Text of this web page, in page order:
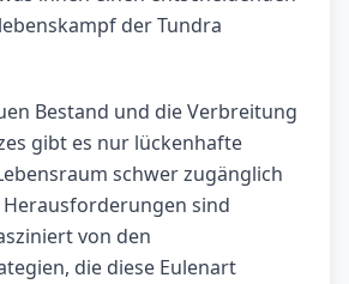
der Tundra
Bestand und die Verbreitung
gibt es nur lückenhafte
schwer zugänglich
sind
von den
die diese Eulenart